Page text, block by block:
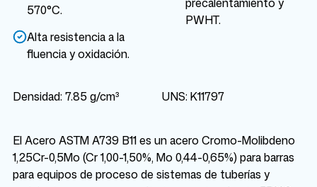
570°C.
Alta resistencia a la
fluencia y oxidación.
PWHT.
Densidad: 7.85 g/cm³ UNS: K11797
El Acero ASTM A739 B11 es un acero Cromo-Molibdeno
1,25Cr-0,5Mo (Cr 1,00-1,50%, Mo 0,44-0,65%) para barras
para equipos de proceso de sistemas de tuberías y